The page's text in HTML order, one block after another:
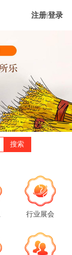
注册 |登录
搜索
行业展会